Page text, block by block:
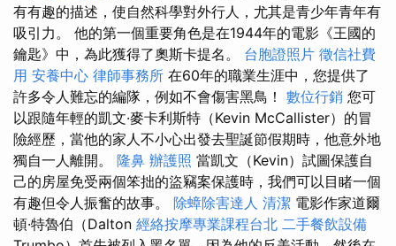
有有趣的描述，使自然科學對外行人，尤其是青少年青年有
吸引力。 他的第一個重要角色是在1944年的電影《王國的
鑰匙》中，為此獲得了奧斯卡提名。 台胞證照片 徵信社費
用 安養中心 律師事務所 在60年的職業生涯中，您提供了
許多令人難忘的編隊，例如不會傷害黑鳥！ 數位行銷 您可
以跟隨年輕的凱文·麥卡利斯特（Kevin McCallister）的冒
險經歷，當他的家人不小心出發去聖誕節假期時，他意外地
獨自一人離開。 隆鼻 辦護照 當凱文（Kevin）試圖保護自
己的房屋免受兩個笨拙的盜竊案保護時，我們可以目睹一個
有趣但令人振奮的故事。 除蟑除害達人 清潔 電影作家道爾
頓·特魯伯（Dalton 經絡按摩專業課程台北 二手餐飲設備